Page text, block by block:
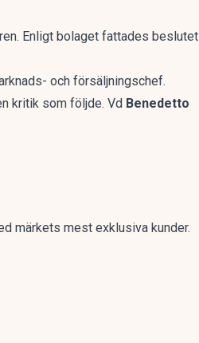
Enligt bolaget fattades beslutet
och försäljningschef.
kritik som följde. Vd Benedetto
märkets mest exklusiva kunder.